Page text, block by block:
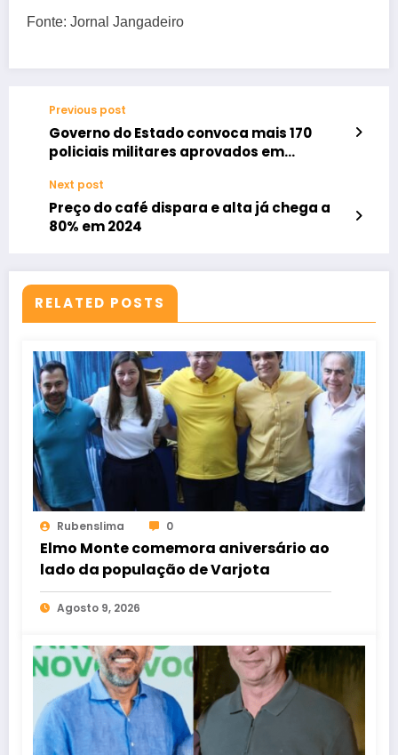
Fonte: Jornal Jangadeiro
Previous post
Governo do Estado convoca mais 170
policiais militares aprovados em
Next post
Preço do café dispara e alta já chega a
80% em 2024
RELATED POSTS
Rubenslima 0
Elmo Monte comemora aniversário ao
lado da população de Varjota
Agosto 9, 2026